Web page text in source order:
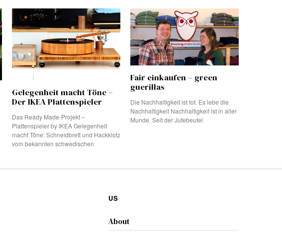
Gelegenheit macht Töne –
Der IKEA Plattenspieler
Das Ready Made-Projekt –
Plattenspieler by IKEA Gelegenheit
macht Töne: Schneidbrett und Hackklotz
vom bekannten schwedischen
Fair einkaufen – green
guerillas
Die Nachhaltigkeit ist tot. Es lebe die
Nachhaltigkeit Nachhaltigkeit ist in aller
Munde. Seit der Jutebeutel
US
About